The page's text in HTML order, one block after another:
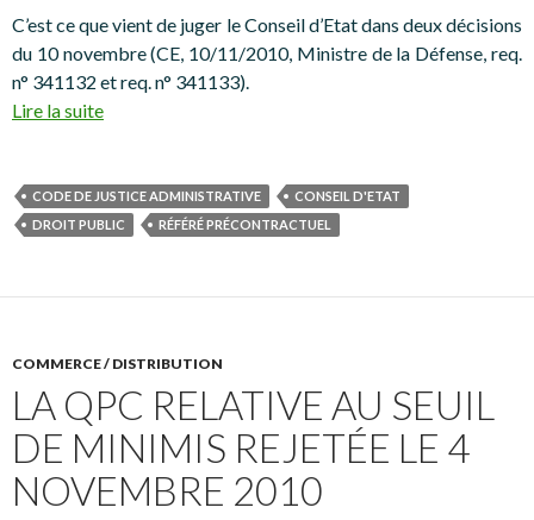
C’est ce que vient de juger le Conseil d’Etat dans deux décisions
du 10 novembre (CE, 10/11/2010, Ministre de la Défense, req.
n° 341132 et req. n° 341133).
Lire la suite
CODE DE JUSTICE ADMINISTRATIVE
CONSEIL D'ETAT
DROIT PUBLIC
RÉFÉRÉ PRÉCONTRACTUEL
COMMERCE / DISTRIBUTION
LA QPC RELATIVE AU SEUIL
DE MINIMIS REJETÉE LE 4
NOVEMBRE 2010